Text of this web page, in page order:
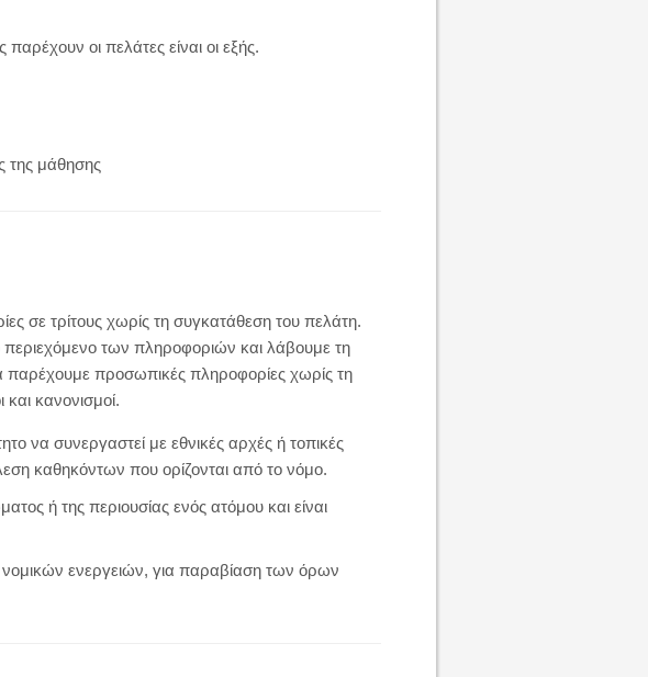
οι πελάτες είναι οι εξής.
της μάθησης
σε τρίτους χωρίς τη συγκατάθεση του πελάτη.
των πληροφοριών και λάβουμε τη
παρέχουμε προσωπικές πληροφορίες χωρίς τη
κανονισμοί.
να συνεργαστεί με εθνικές αρχές ή τοπικές
καθηκόντων που ορίζονται από το νόμο.
ή της περιουσίας ενός ατόμου και είναι
ενεργειών, για παραβίαση των όρων